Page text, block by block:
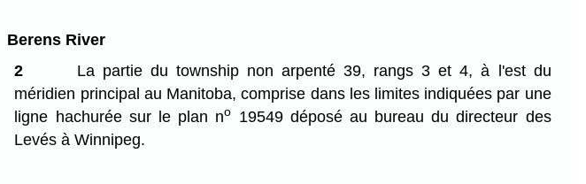
Berens River
2
La partie du township non arpenté 39, rangs 3 et 4, à l'est du
méridien principal au Manitoba, comprise dans les limites indiquées par une
ligne hachurée sur le plan no
19549 déposé au bureau du directeur des
Levés à Winnipeg.